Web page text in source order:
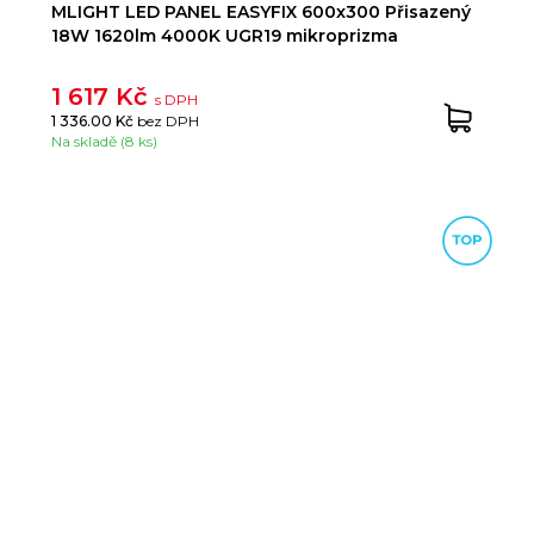
MLIGHT LED PANEL EASYFIX 600x300 Přisazený
18W 1620lm 4000K UGR19 mikroprizma
1 617 Kčs DPH
1 336.00 Kč bez DPH
Na skladě (8 ks)